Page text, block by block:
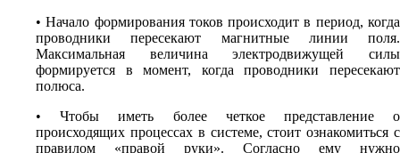
• Начало формирования токов происходит в период, когда
проводники пересекают магнитные линии поля.
Максимальная величина электродвижущей силы
формируется в момент, когда проводники пересекают
полюса.
• Чтобы иметь более четкое представление о
происходящих процессах в системе, стоит ознакомиться с
правилом «правой руки». Согласно ему нужно